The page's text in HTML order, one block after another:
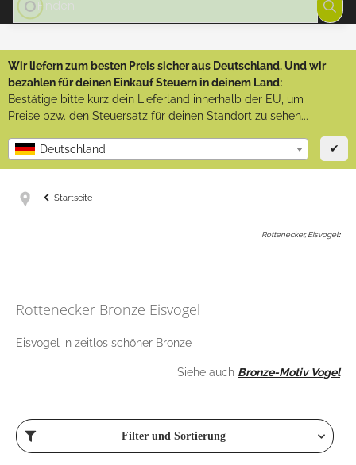
Wir liefern zum besten Preis sicher aus Deutschland. Und wir
bezahlen für deinen Einkauf Steuern in deinem Land:
Bestätige bitte kurz dein Lieferland innerhalb der EU, um
Preise bzw. den Steuersatz für deinen Standort zu sehen...
Deutschland ✔
Startseite
Rottenecker, Eisvogel:
Rottenecker Bronze Eisvogel
Eisvogel in zeitlos schöner Bronze
Siehe auch Bronze-Motiv Vogel
Filter und Sortierung